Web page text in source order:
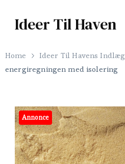
Ideer Til Haven
Home Ideer Til Havens Indlæg
energiregningen med isolering
Annonce